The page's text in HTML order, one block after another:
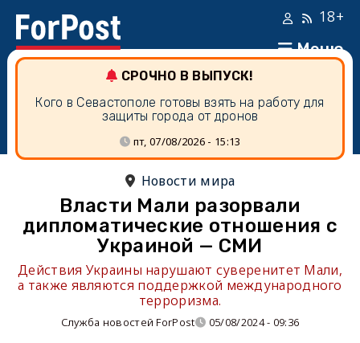
Меню
18+
СРОЧНО В ВЫПУСК!
Кого в Севастополе готовы взять на работу для
защиты города от дронов
пт, 07/08/2026 - 15:13
Новости мира
Власти Мали разорвали
дипломатические отношения с
Украиной — СМИ
Действия Украины нарушают суверенитет Мали,
а также являются поддержкой международного
терроризма.
Служба новостей ForPost 05/08/2024 - 09:36